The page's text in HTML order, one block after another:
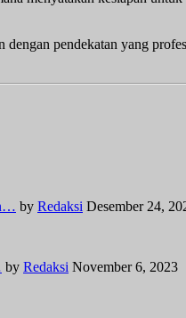
pendekatan yang
by Redaksi Desember 24,
by Redaksi November 6, 2023